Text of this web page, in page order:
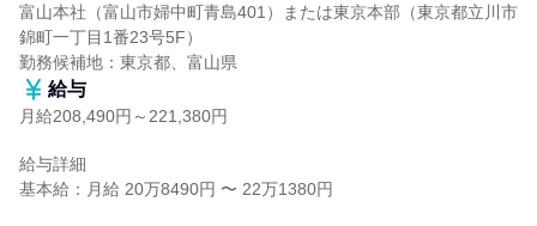
富山本社（富山市婦中町青島401）または東京本部（東京都立川市
錦町一丁目1番23号5F）
勤務候補地：東京都、富山県
給与
月給208,490円～221,380円
給与詳細
基本給：月給 20万8490円 〜 22万1380円